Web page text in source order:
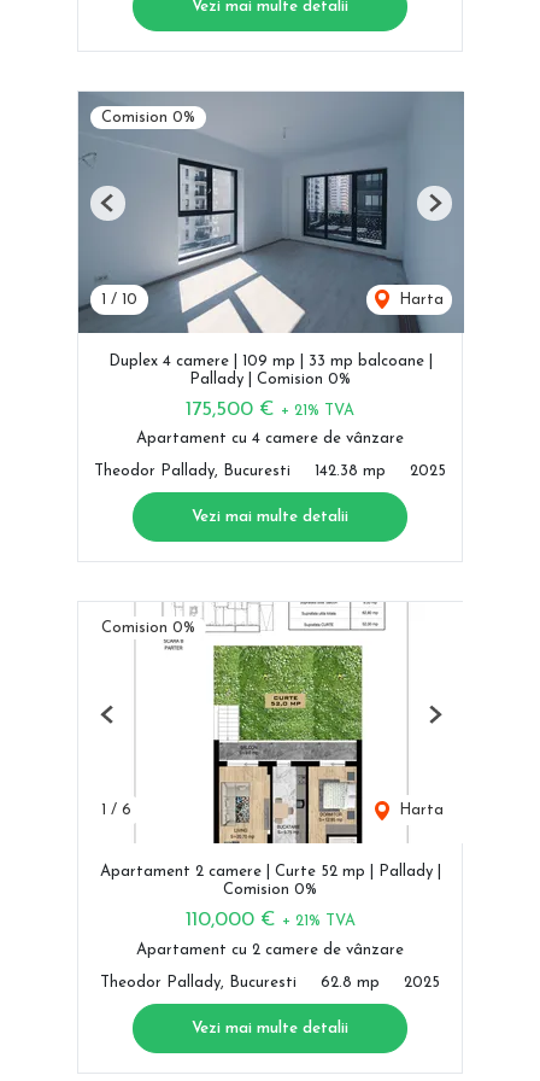
Vezi mai multe detalii
Comision 0%
1 / 10 Harta
Previous Next
Duplex 4 camere | 109 mp | 33 mp balcoane |
Pallady | Comision 0%
175,500 € + 21% TVA
Apartament cu 4 camere de vânzare
Theodor Pallady, Bucuresti 142.38 mp 2025
Vezi mai multe detalii
Comision 0%
/ 6 Harta
Previous Next
Apartament 2 camere | Curte 52 mp | Pallady |
Comision 0%
110,000 € + 21% TVA
Apartament cu 2 camere de vânzare
Theodor Pallady, Bucuresti 62.8 mp 2025
Vezi mai multe detalii